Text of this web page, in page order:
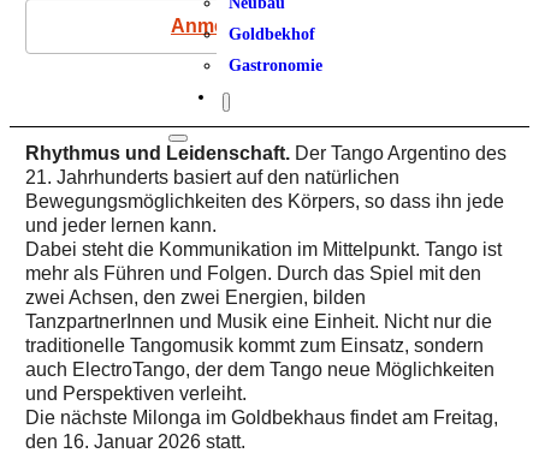
Goldbekhof
Gastronomie
Anmeldung
Rhythmus und Leidenschaft. Der Tango Argentino des
21. Jahrhunderts basiert auf den natürlichen
Bewegungsmöglichkeiten des Körpers, so dass ihn jede
und jeder lernen kann.
Dabei steht die Kommunikation im Mittelpunkt. Tango ist
mehr als Führen und Folgen. Durch das Spiel mit den
zwei Achsen, den zwei Energien, bilden
TanzpartnerInnen und Musik eine Einheit. Nicht nur die
traditionelle Tangomusik kommt zum Einsatz, sondern
auch ElectroTango, der dem Tango neue Möglichkeiten
und Perspektiven verleiht.
Die nächste Milonga im Goldbekhaus findet am Freitag,
den 16. Januar 2026 statt.